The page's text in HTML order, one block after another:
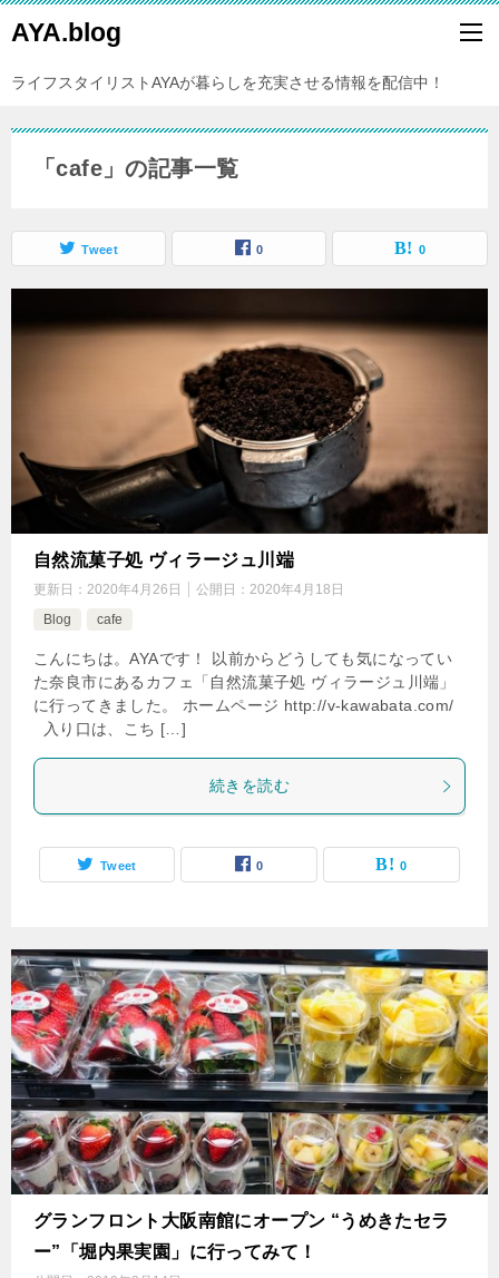
AYA.blog
ライフスタイリストAYAが暮らしを充実させる情報を配信中！
「cafe」の記事一覧
Tweet 0 0
自然流菓子処 ヴィラージュ川端
更新日： 2020年4月26日 公開日： 2020年4月18日
Blog
cafe
こんにちは。AYAです！ 以前からどうしても気になってい
た奈良市にあるカフェ「自然流菓子処 ヴィラージュ川端」
に行ってきました。 ホームページ http://v-kawabata.com/
入り口は、こち […]
続きを読む
Tweet 0 0
グランフロント大阪南館にオープン “うめきたセラ
ー”「堀内果実園」に行ってみて！